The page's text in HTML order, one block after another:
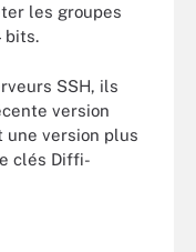
les groupes
bits.
SSH, ils
version
une version plus
clés Diffi-